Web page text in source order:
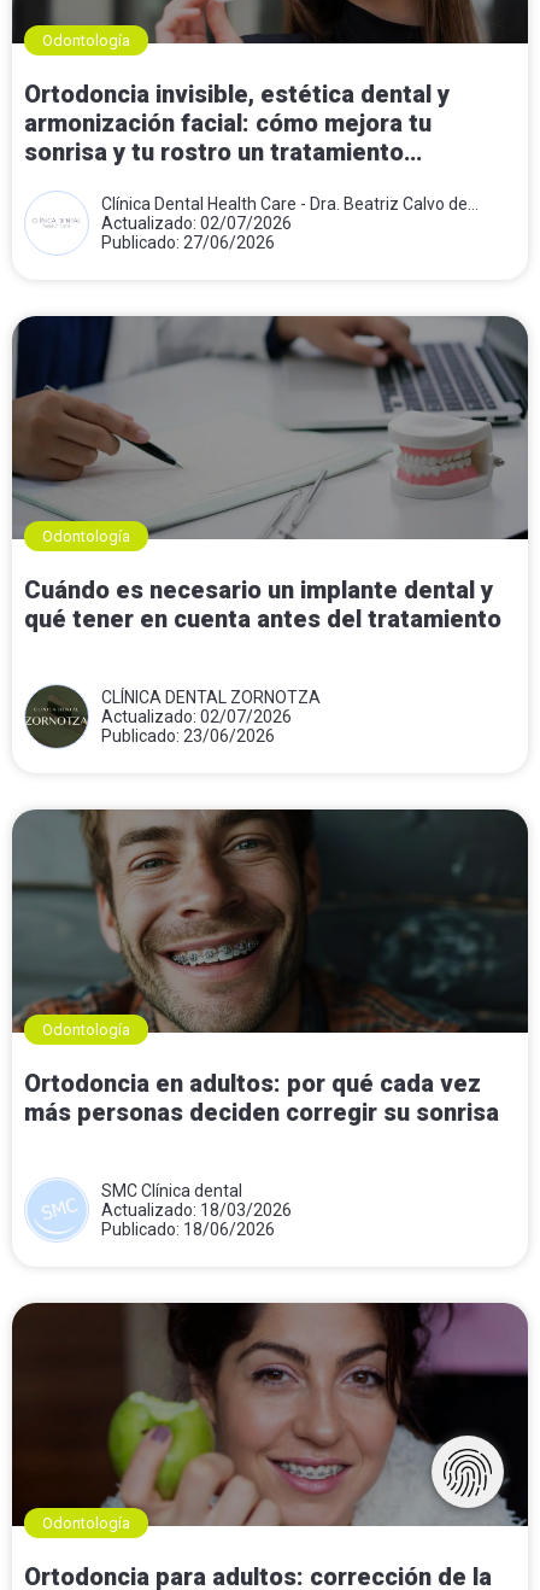
Odontología
Ortodoncia invisible, estética dental y
armonización facial: cómo mejora tu
sonrisa y tu rostro un tratamiento
Clínica Dental Health Care - Dra. Beatriz Calvo de
Mora
Actualizado: 02/07/2026
Publicado: 27/06/2026
Odontología
Cuándo es necesario un implante dental y
qué tener en cuenta antes del tratamiento
CLÍNICA DENTAL ZORNOTZA
Actualizado: 02/07/2026
Publicado: 23/06/2026
Odontología
Ortodoncia en adultos: por qué cada vez
más personas deciden corregir su sonrisa
SMC Clínica dental
Actualizado: 18/03/2026
Publicado: 18/06/2026
Odontología
Ortodoncia para adultos: corrección de la